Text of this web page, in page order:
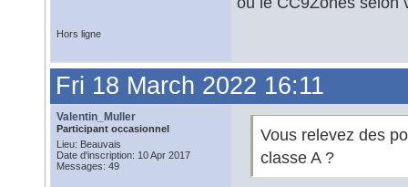
Hors ligne
Fri 18 March 2022 16:11
Valentin_Muller
Participant occasionnel
Lieu: Beauvais
Date d'inscription: 10 Apr 2017
Messages: 49
Vous relevez des
classe A ?